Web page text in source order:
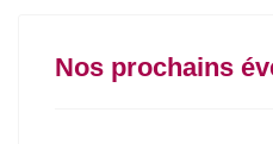
Nos prochains